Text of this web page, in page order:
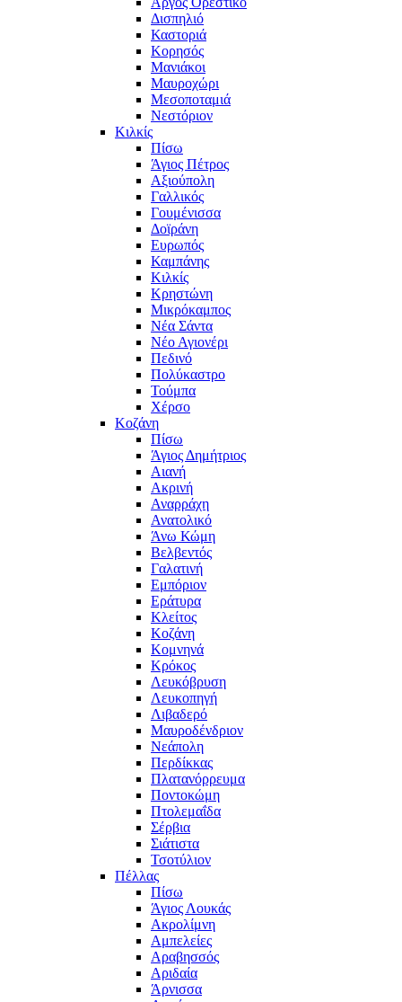
Δισπηλιό
Καστοριά
Κορησός
Μανιάκοι
Μαυροχώρι
Μεσοποταμιά
Νεστόριον
Κιλκίς
Πίσω
Άγιος Πέτρος
Αξιούπολη
Γαλλικός
Γουμένισσα
Δοϊράνη
Ευρωπός
Καμπάνης
Κιλκίς
Κρηστώνη
Μικρόκαμπος
Νέα Σάντα
Νέο Αγιονέρι
Πεδινό
Πολύκαστρο
Τούμπα
Χέρσο
Κοζάνη
Πίσω
Άγιος Δημήτριος
Αιανή
Ακρινή
Αναρράχη
Ανατολικό
Άνω Κώμη
Βελβεντός
Γαλατινή
Εμπόριον
Εράτυρα
Κλείτος
Κοζάνη
Κομνηνά
Κρόκος
Λευκόβρυση
Λευκοπηγή
Λιβαδερό
Μαυροδένδριον
Νεάπολη
Περδίκκας
Πλατανόρρευμα
Ποντοκώμη
Πτολεμαΐδα
Σέρβια
Σιάτιστα
Τσοτύλιον
Πέλλας
Πίσω
Άγιος Λουκάς
Ακρολίμνη
Αμπελείες
Αραβησσός
Αριδαία
Άρνισσα